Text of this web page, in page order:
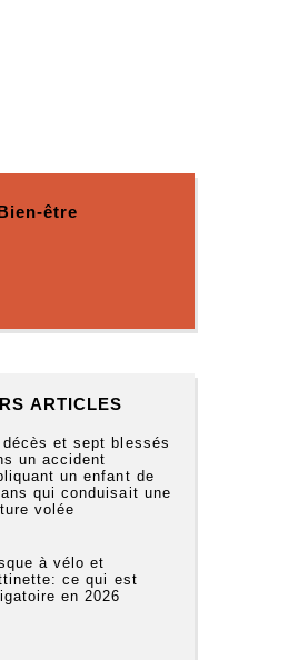
être
ARTICLES
décès et sept blessés
un accident
un enfant de
qui conduisait une
volée
à vélo et
ce qui est
en 2026